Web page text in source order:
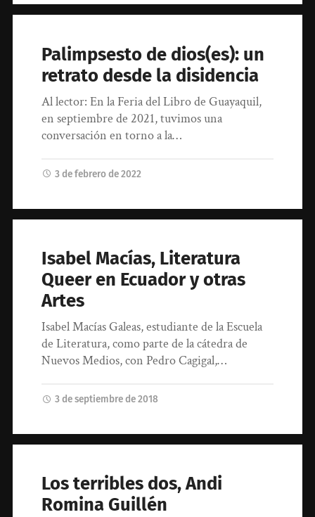
Palimpsesto de dios(es): un
retrato desde la disidencia
Al lector: En la Feria del Libro de Guayaquil,
en septiembre de 2021, tuvimos una
conversación en torno a la…
3 de febrero de 2022
Isabel Macías, Literatura
Queer en Ecuador y otras
Artes
Isabel Macías Galeas, estudiante de la Escuela
de Literatura, como parte de la cátedra de
Nuevos Medios, con Pedro Cagigal,…
3 de septiembre de 2018
Los terribles dos, Andi
Romina Guillén